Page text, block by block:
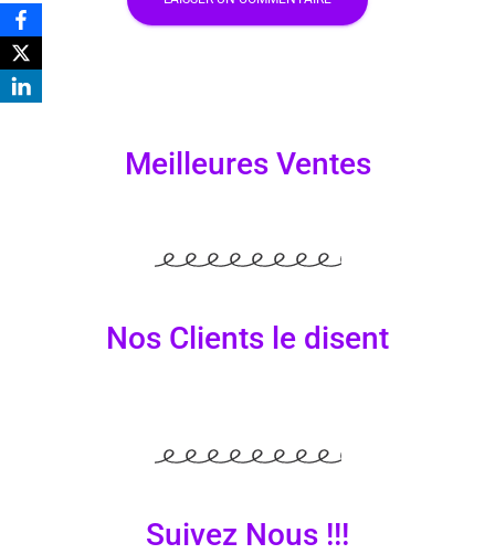
Meilleures Ventes
Nos Clients le disent
Suivez Nous !!!